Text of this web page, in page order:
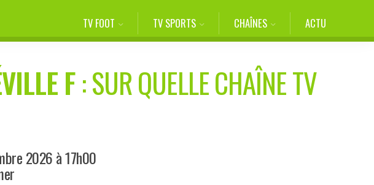
TV FOOT TV SPORTS CHAÎNES ACTU
F: SUR QUELLE CHAÎNE TV
2026 à 17h00